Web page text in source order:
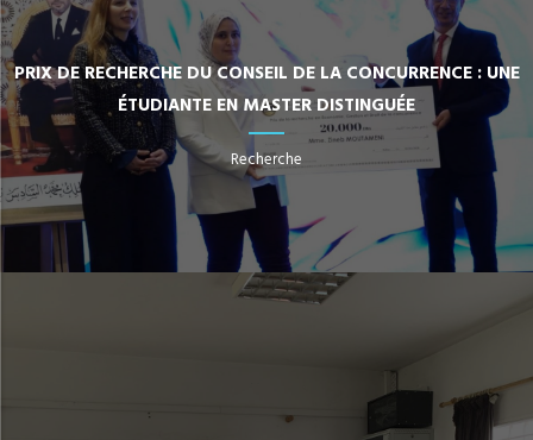
PRIX DE RECHERCHE DU CONSEIL DE LA CONCURRENCE : UNE
ÉTUDIANTE EN MASTER DISTINGUÉE
Recherche